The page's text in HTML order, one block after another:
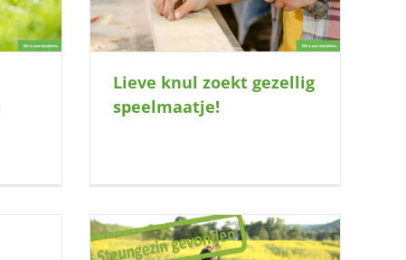
Lieve knul zoekt gezellig
speelmaatje!